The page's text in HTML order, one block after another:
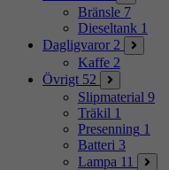
Bränsle 7
Dieseltank 1
Dagligvaror 2
Kaffe 2
Övrigt 52
Slipmaterial 9
Träkil 1
Presenning 1
Batteri 3
Lampa 11